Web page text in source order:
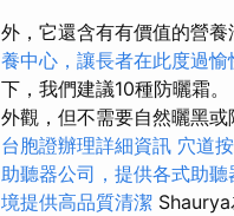
外，它還含有有價值的營
養中心，讓長者在此度過愉
下，我們建議10種防曬霜。
外觀，但不需要自然曬黑
台胞證辦理詳細資訊 穴道
助聽器公司，提供各式助
境提供高品質清潔